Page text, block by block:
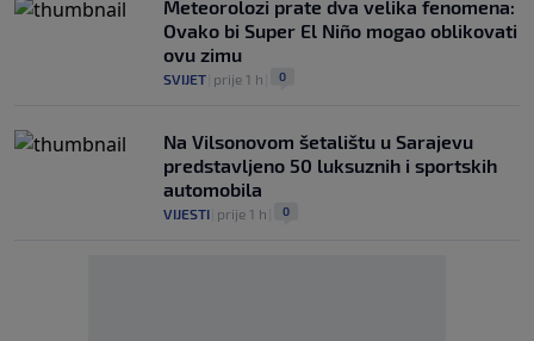
Meteorolozi prate dva velika fenomena:
Ovako bi Super El Niño mogao oblikovati
ovu zimu
SVIJET prije 1 h 0
Na Vilsonovom šetalištu u Sarajevu
predstavljeno 50 luksuznih i sportskih
automobila
VIJESTI prije 1 h 0